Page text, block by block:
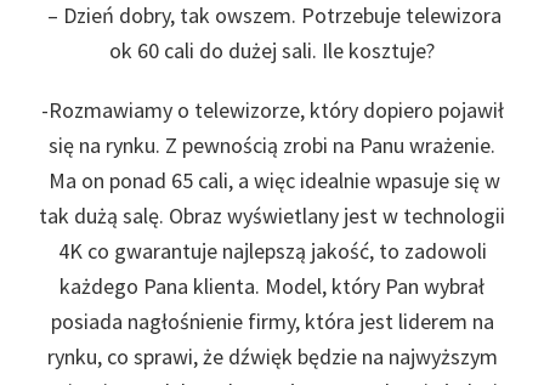
– Dzień dobry, tak owszem. Potrzebuje telewizora
ok 60 cali do dużej sali. Ile kosztuje?
-Rozmawiamy o telewizorze, który dopiero pojawił
się na rynku. Z pewnością zrobi na Panu wrażenie.
Ma on ponad 65 cali, a więc idealnie wpasuje się w
tak dużą salę. Obraz wyświetlany jest w technologii
4K co gwarantuje najlepszą jakość, to zadowoli
każdego Pana klienta. Model, który Pan wybrał
posiada nagłośnienie firmy, która jest liderem na
rynku, co sprawi, że dźwięk będzie na najwyższym